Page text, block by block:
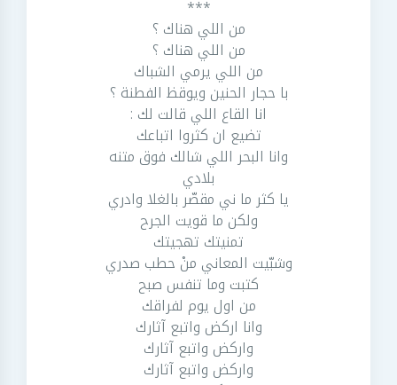
***
من اللي هناك ؟
من اللي هناك ؟
من اللي يرمي الشباك
با حجار الحنين ويوقظ الفطنة ؟
انا القاع اللي قالت لك :
تضيع ان كثروا اتباعك
وانا البحر اللي شالك فوق متنه
بلادي
يا كثر ما ني مقصّر بالغلا وادري
ولكن ما قويت الجرح
تمنيتك تهجيتك
وشبّيت المعاني منْ حطب صدري
كتبت وما تنفس صبح
من اول يوم لفراقك
وانا اركض واتبع آثارك
واركض واتبع آثارك
واركض واتبع آثارك